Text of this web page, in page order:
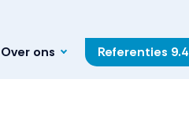
Over ons Referenties 9.4